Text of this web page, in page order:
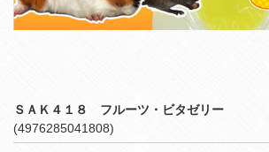
ＳＡＫ４１８ フルーツ・ビタゼリー
(4976285041808)